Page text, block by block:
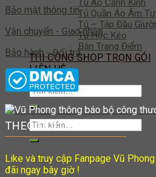
Tủ Áo Cánh Kính
Tủ Quần Áo Âm
Tủ – Táp Đầu
Tủ Hộc Kéo
Bàn Trang Điểm
THI CÔNG SHOP TRỌN GÓI
LIÊN HỆ
Tìm
kiếm:
Tìm
kiếm:
Bảo mật thông tin
Vận chuyển - Giao nhận
Bảo hành - Đổi trả
THEO DÕI CHÚNG TÔI
Like và truy cập Fanpage Vũ
đãi ngay bây giờ !